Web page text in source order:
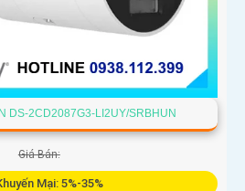
DS-2CD2087G3-LI2UY/SRBHUN
Giá Bán:
Mại: 5%-35%